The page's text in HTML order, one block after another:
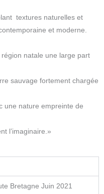
textures naturelles et
et moderne.
natale une large part
sauvage fortement chargée
une nature empreinte de
l’imaginaire.»
Bretagne Juin 2021